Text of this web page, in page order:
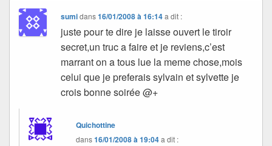
sumidans16/01/2008 à 16:14 a dit :
juste pour te dire je laisse ouvert le tiroir
secret,un truc a faire et je reviens,c’est
marrant on a tous lue la meme chose,mois
celui que je preferais sylvain et sylvette je
crois bonne soirée @+
Quichottine
dans16/01/2008 à 19:04a dit :